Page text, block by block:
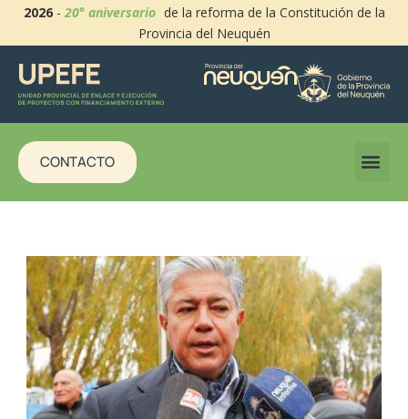
2026-20° aniversario de la reforma de la Constitución de la
Provincia del Neuquén
CONTACTO